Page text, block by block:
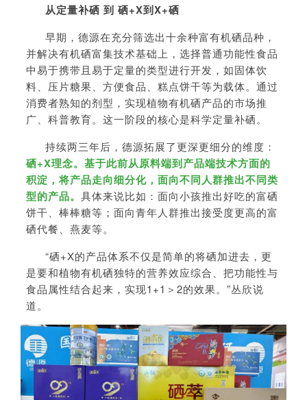
从定量补硒 到 硒+X到X+硒
早期，德源在充分筛选出十余种富有机硒品种，
并解决有机硒富集技术基础上，选择普通功能性食品
中易于携带且易于定量的类型进行开发，如固体饮
料、压片糖果、方便食品、糕点饼干等为载体。通过
消费者熟知的剂型，实现植物有机硒产品的市场推
广、科普教育。这一阶段的核心是科学定量补硒。
持续两三年后，德源拓展了更深更细分的维度：
硒+X理念。基于此前从原料端到产品端技术方面的
积淀，将产品走向细分化，面向不同人群推出不同类
型的产品。 具体来说比如：面向小孩推出好吃的富硒
饼干、棒棒糖等；面向青年人群推出接受度更高的富
硒代餐、燕麦等。
“硒+X的产品体系不仅是简单的将硒加进去，更
是要和植物有机硒独特的营养效应综合、把功能性与
食品属性结合起来，实现1+1＞2的效果。”丛欣说
道。